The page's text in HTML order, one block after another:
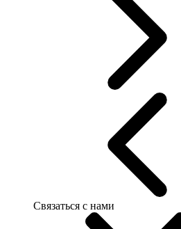
Связаться с нами